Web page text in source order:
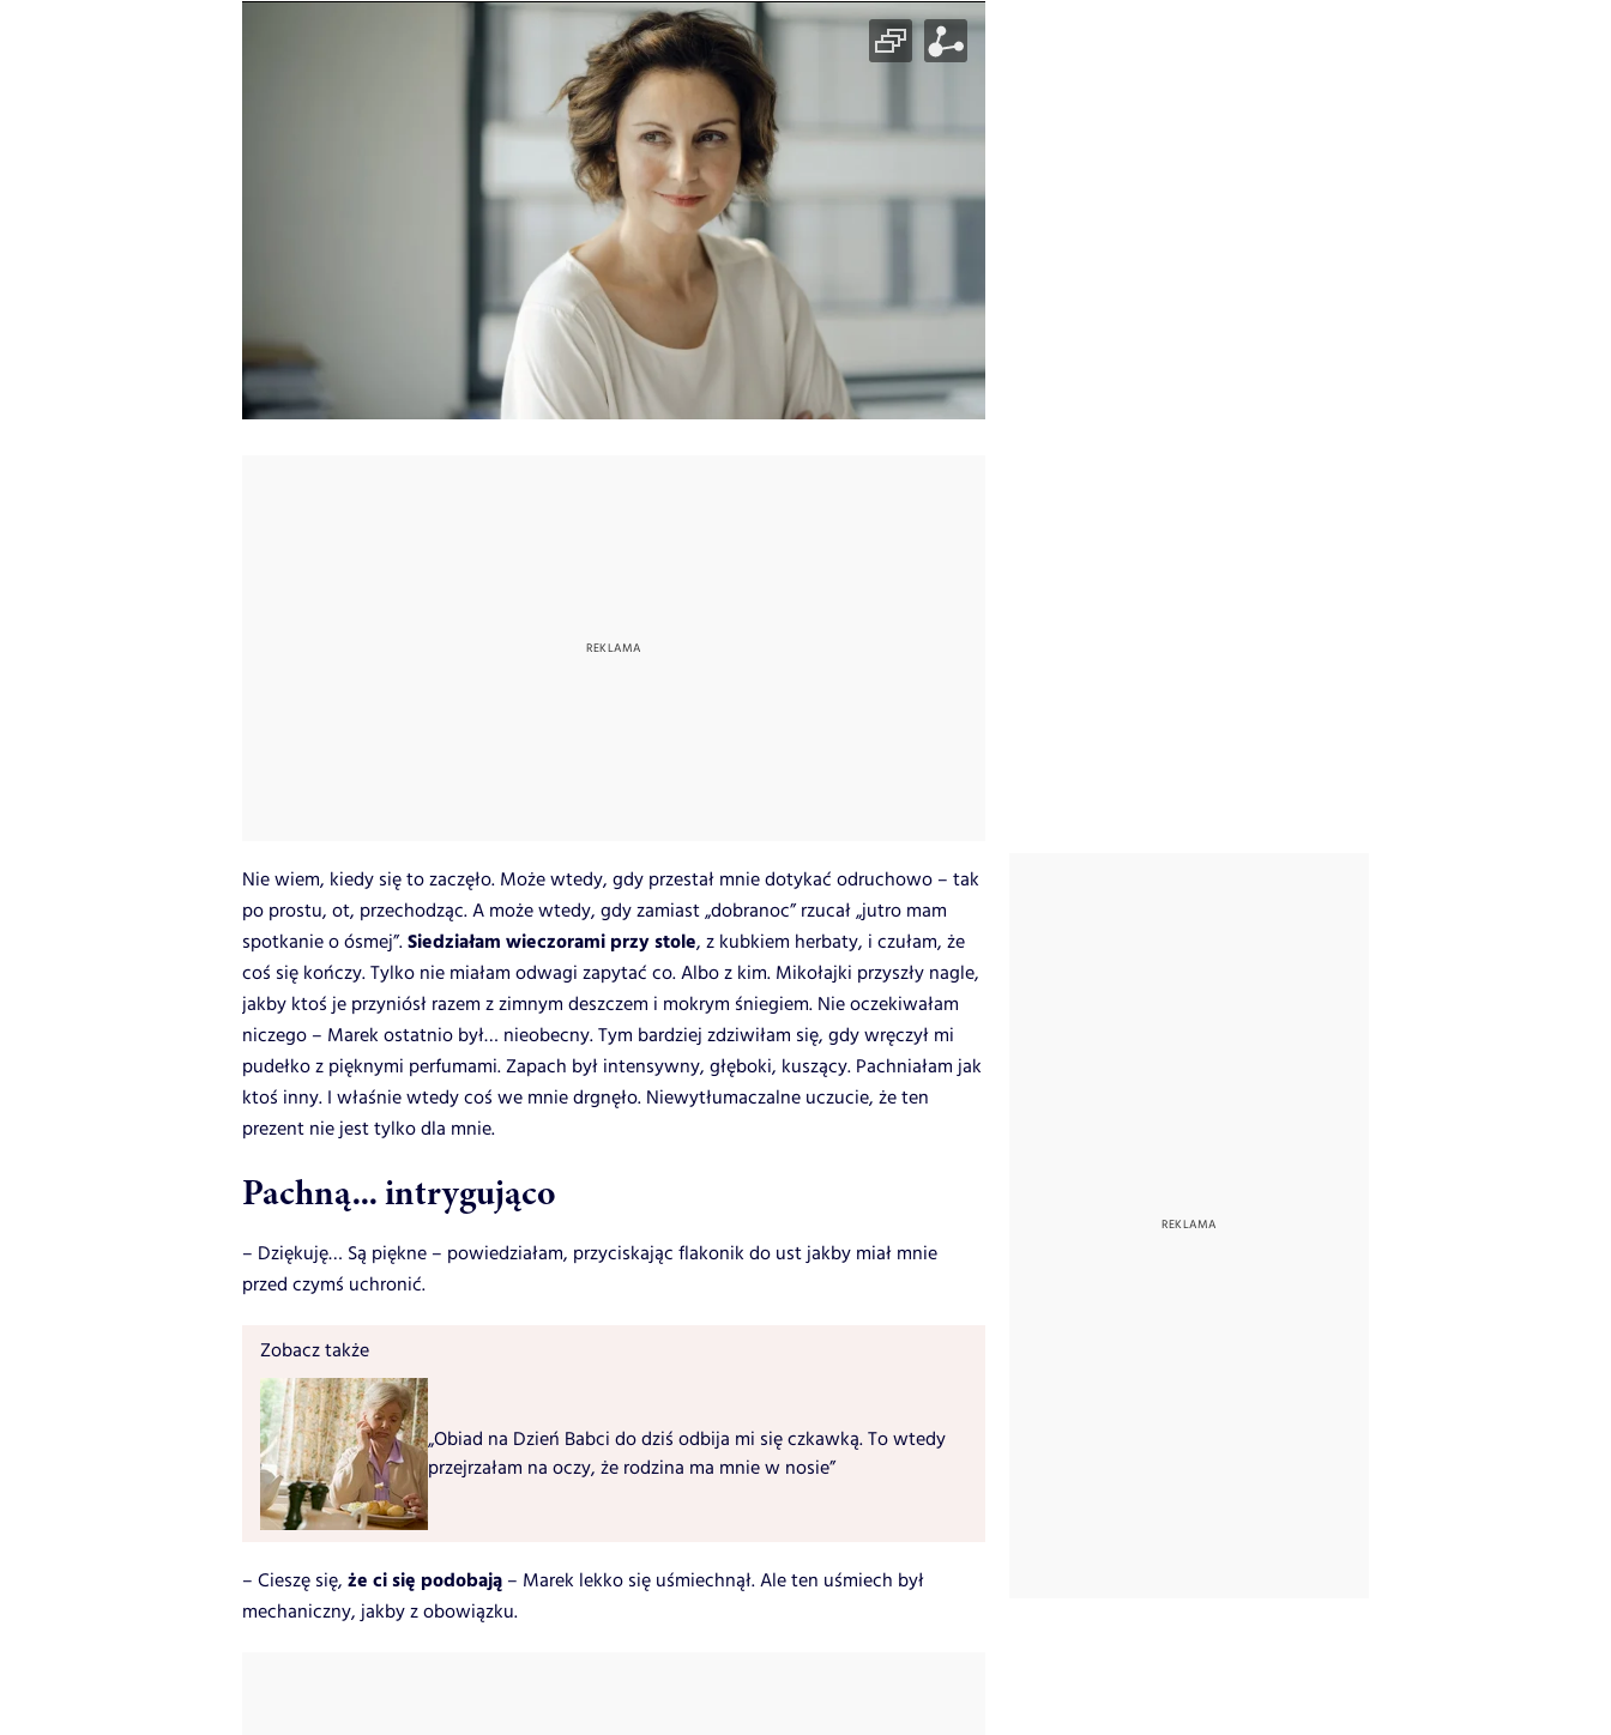
Nie wiem, kiedy się to zaczęło. Może wtedy, gdy przestał mnie dotykać odruchowo – tak
po prostu, ot, przechodząc. A może wtedy, gdy zamiast „dobranoc” rzucał „jutro mam
spotkanie o ósmej”.Siedziałam wieczorami przy stole, z kubkiem herbaty, i czułam, że
coś się kończy. Tylko nie miałam odwagi zapytać co. Albo z kim. Mikołajki przyszły nagle,
jakby ktoś je przyniósł razem z zimnym deszczem i mokrym śniegiem. Nie oczekiwałam
niczego – Marek ostatnio był… nieobecny. Tym bardziej zdziwiłam się, gdy wręczył mi
pudełko z pięknymi perfumami. Zapach był intensywny, głęboki, kuszący. Pachniałam jak
ktoś inny. I właśnie wtedy coś we mnie drgnęło. Niewytłumaczalne uczucie, że ten
prezent nie jest tylko dla mnie.
Pachną... intrygująco
– Dziękuję… Są piękne – powiedziałam, przyciskając flakonik do ust jakby miał mnie
przed czymś uchronić.
Zobacz także
„Obiad na Dzień Babci do dziś odbija mi się czkawką. To wtedy
przejrzałam na oczy, że rodzina ma mnie w nosie”
– Cieszę się, że ci się podobają – Marek lekko się uśmiechnął. Ale ten uśmiech był
mechaniczny, jakby z obowiązku.